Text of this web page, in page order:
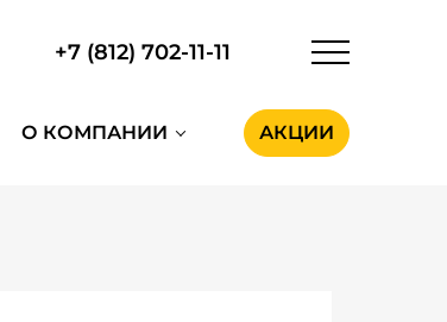
+7 (812) 702-11-11
О КОМПАНИИ АКЦИИ